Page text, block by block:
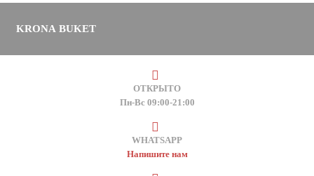
KRONA BUKET
ОТКРЫТО
Пн-Вс 09:00-21:00
WHATSAPP
Напишите нам